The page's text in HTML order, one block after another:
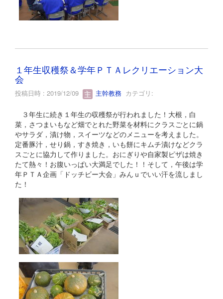
１年生収穫祭＆学年ＰＴＡレクリエーション大
会
投稿日時 : 2019/12/09 主幹教務 カテゴリ:
３年生に続き１年生の収穫祭が行われました！大根，白
菜，さつまいもなど畑でとれた野菜を材料にクラスごとに鍋
やサラダ，漬け物，スイーツなどのメニューを考えました。
定番豚汁，せり鍋，すき焼き，いも餅にキムチ漬けなどクラ
スごとに協力して作りました。おにぎりや自家製ピザは焼き
たて熱々！お腹いっぱい大満足でした！！そして，午後は学
年ＰＴＡ企画「ドッチビー大会」みんｕでいい汗を流しまし
た！